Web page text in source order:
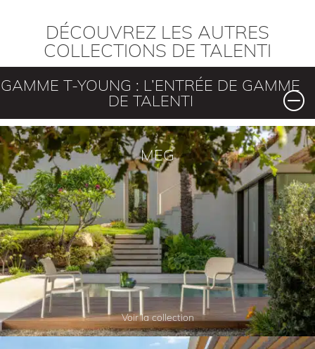
DÉCOUVREZ LES AUTRES
COLLECTIONS DE TALENTI
GAMME T-YOUNG : L’ENTRÉE DE GAMME
DE TALENTI
MEG
Voir la collection